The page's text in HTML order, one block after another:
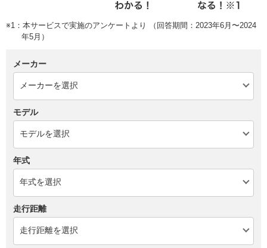
※1：本サービスで実施のアンケートより （回答期間：2023年6月〜2024
年5月）
メーカー
モデル
年式
走行距離